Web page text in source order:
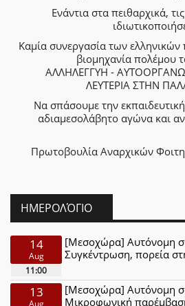
Ενάντια στα πειθαρχικά,
Καμία συνεργασία των ελληνικών
βιομηχανία πολέμου
ΑΛΛΗΛΕΓΓΥΗ -
ΛΕΥΤΕΡΙΑ ΣΤΗΝ
Να σπάσουμε την
αδιαμεσολάβητο αγώνα και
Πρωτοβουλία Αναρχικών
ΗΜΕΡΟΛΌΓΙΟ
14
Aug
11:00
[Μεσοχώρα] Αυτόνομη
Συγκέντρωση, πορεία
13
Aug
[Μεσοχώρα] Αυτόνομη
Μικροφωνική